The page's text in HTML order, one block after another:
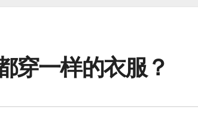
穿一样的衣服？